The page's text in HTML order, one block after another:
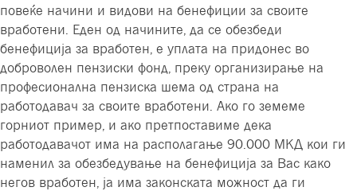
повеќе начини и видови на бенефиции за своите
вработени. Еден од начините, да се обезбеди
бенефиција за вработен, е уплата на придонес во
доброволен пензиски фонд, преку организирање на
професионална пензиска шема од страна на
работодавач за своите вработени. Ако го земеме
горниот пример, и ако претпоставиме дека
работодавачот има на располагање 90.000 МКД кои ги
наменил за обезбедување на бенефиција за Вас како
негов вработен, ја има законската можност да ги